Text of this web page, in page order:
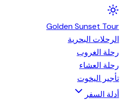
GoldenSunset Tour
الرحلات البحرية
رحلة الغروب
رحلة العشاء
تأجير اليخوت
أدلة السفر